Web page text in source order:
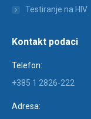
Testiranje na HIV
Kontakt podaci
Telefon:
+385 1 2826-222
Adresa: